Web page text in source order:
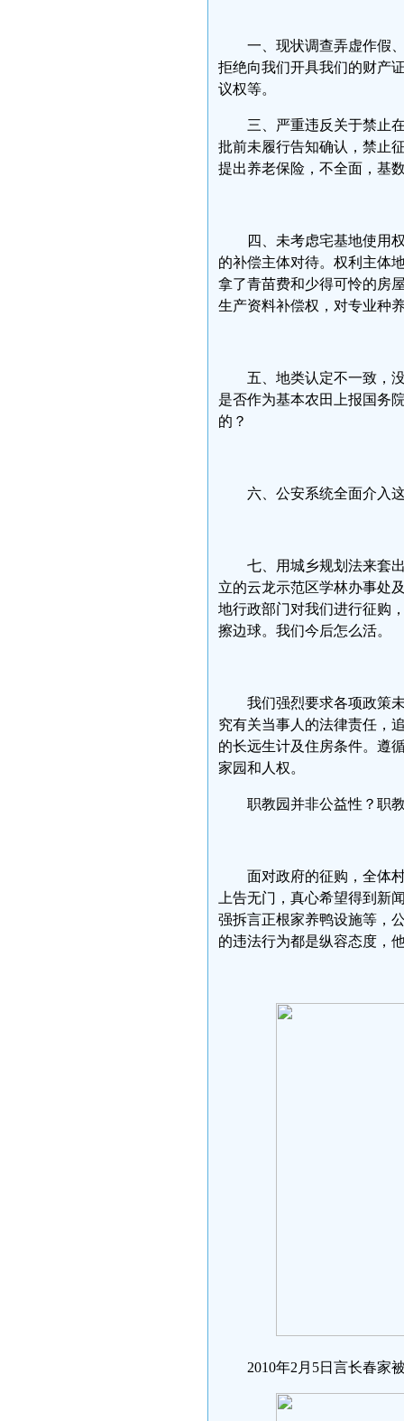
一、现状调查弄虚作假
拒绝向我们开具我们的财产
议权等。
三、严重违反关于禁止
批前未履行告知确认，禁止
提出养老保险，不全面，基
四、未考虑宅基地使用
的补偿主体对待。权利主体
拿了青苗费和少得可怜的房
生产资料补偿权，对专业种
五、地类认定不一致，
是否作为基本农田上报国务
的？
六、公安系统全面介入
七、用城乡规划法来套
立的云龙示范区学林办事处
地行政部门对我们进行征购
擦边球。我们今后怎么活。
我们强烈要求各项政策
究有关当事人的法律责任，
的长远生计及住房条件。遵
家园和人权。
职教园并非公益性？职
面对政府的征购，全体
上告无门，真心希望得到新
强拆言正根家养鸭设施等，
的违法行为都是纵容态度，
2010年2月5日言长春家